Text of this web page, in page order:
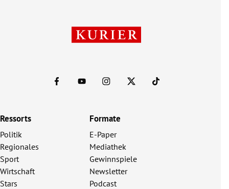
Ressorts
Politik
Regionales
Sport
Wirtschaft
Stars
Formate
E-Paper
Mediathek
Gewinnspiele
Newsletter
Podcast